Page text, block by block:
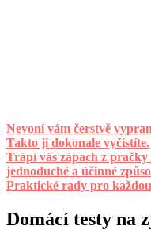
Nevoní vám čerstvě
Takto ji dokonale vyčistíte.
Trápí vás zápach z
jednoduché a účinné
Praktické rady pro
Domácí testy na